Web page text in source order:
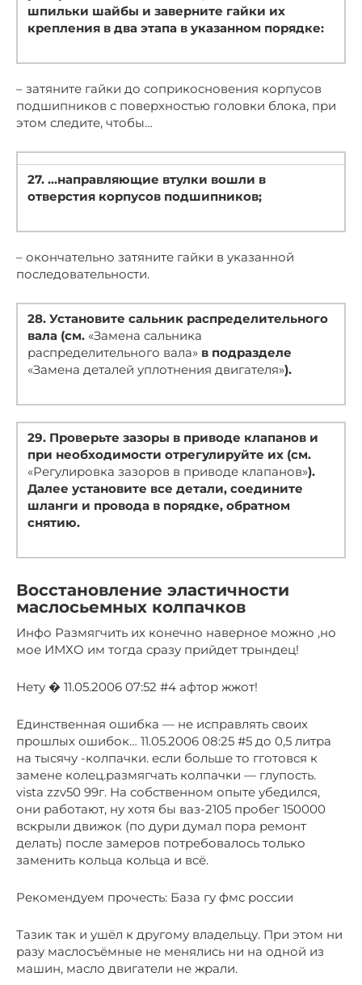
шпильки шайбы и заверните гайки их
крепления в два этапа в указанном порядке:
– затяните гайки до соприкосновения корпусов
подшипников с поверхностью головки блока, при
этом следите, чтобы…
27. …направляющие втулки вошли в
отверстия корпусов подшипников;
– окончательно затяните гайки в указанной
последовательности.
28. Установите сальник распределительного
вала (см. «Замена сальника
распределительного вала» в подразделе
«Замена деталей уплотнения двигателя»).
29. Проверьте зазоры в приводе клапанов и
при необходимости отрегулируйте их (см.
«Регулировка зазоров в приводе клапанов»).
Далее установите все детали, соедините
шланги и провода в порядке, обратном
снятию.
Восстановление эластичности
маслосьемных колпачков
Инфо Размягчить их конечно наверное можно ,но
мое ИМХО им тогда сразу прийдет трындец!
Нету � 11.05.2006 07:52 #4 афтор жжот!
Единственная ошибка — не исправлять своих
прошлых ошибок… 11.05.2006 08:25 #5 до 0,5 литра
на тысячу -колпачки. если больше то гготовся к
замене колец.размягчать колпачки — глупость.
vista zzv50 99г. На собственном опыте убедился,
они работают, ну хотя бы ваз-2105 пробег 150000
вскрыли движок (по дури думал пора ремонт
делать) после замеров потребовалось только
заменить кольца кольца и всё.
Рекомендуем прочесть: База гу фмс россии
Тазик так и ушёл к другому владельцу. При этом ни
разу маслосъёмные не менялись ни на одной из
машин, масло двигатели не жрали.